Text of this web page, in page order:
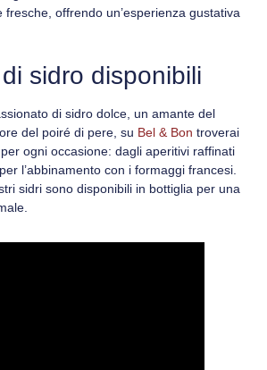
fresche, offrendo un’esperienza gustativa
sidro disponibili
di sidro dolce , un amante del
del poiré di pere , su Bel & Bon troverai
ogni occasione: dagli aperitivi raffinati
l’abbinamento con i formaggi francesi.
sidri sono disponibili in bottiglia per una